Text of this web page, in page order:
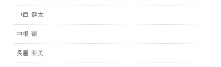
中西 健太
中根 嶺
長屋 亜美